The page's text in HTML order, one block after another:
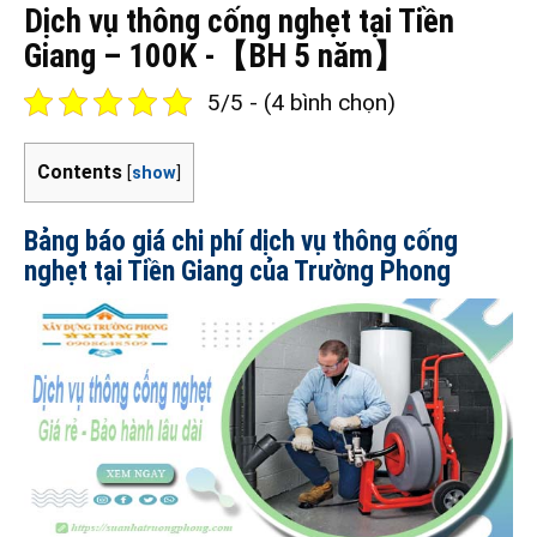
Dịch vụ thông cống nghẹt tại Tiền
Giang – 100K -【BH 5 năm】
5/5 - (4 bình chọn)
Contents [show]
Bảng báo giá chi phí dịch vụ thông cống
nghẹt tại Tiền Giang của Trường Phong